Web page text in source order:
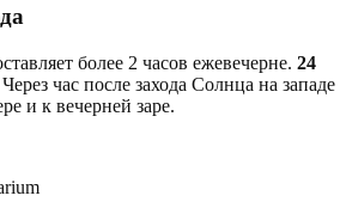
более 2 часов ежевечерне. 24
час после захода Солнца на западе
и к вечерней заре.